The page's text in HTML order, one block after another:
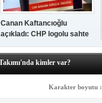
Canan Kaftancıoğlu
açıkladı: CHP logolu sahte
broşürleri AKP'liler
bastırmış
aldı…
kimler var?
memleketinde kullandı
Karakter boyutu :